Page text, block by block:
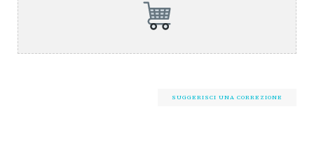
SUGGERISCI UNA CORREZIONE